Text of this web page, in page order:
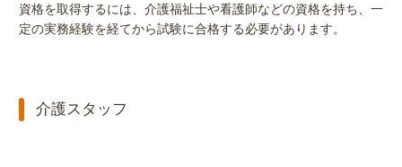
資格を取得するには、介護福祉士や看護師などの資格を持ち、一
定の実務経験を経てから試験に合格する必要があります。
介護スタッフ